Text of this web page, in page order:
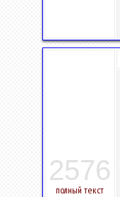
2576
полный текст